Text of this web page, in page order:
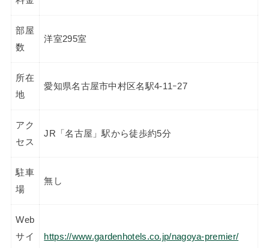
部屋
数
洋室295室
所在
地
愛知県名古屋市中村区名駅4-11ｰ27
アク
セス
JR「名古屋」駅から徒歩約5分
駐車
場
無し
Web
サイ
https://www.gardenhotels.co.jp/nagoya-premier/